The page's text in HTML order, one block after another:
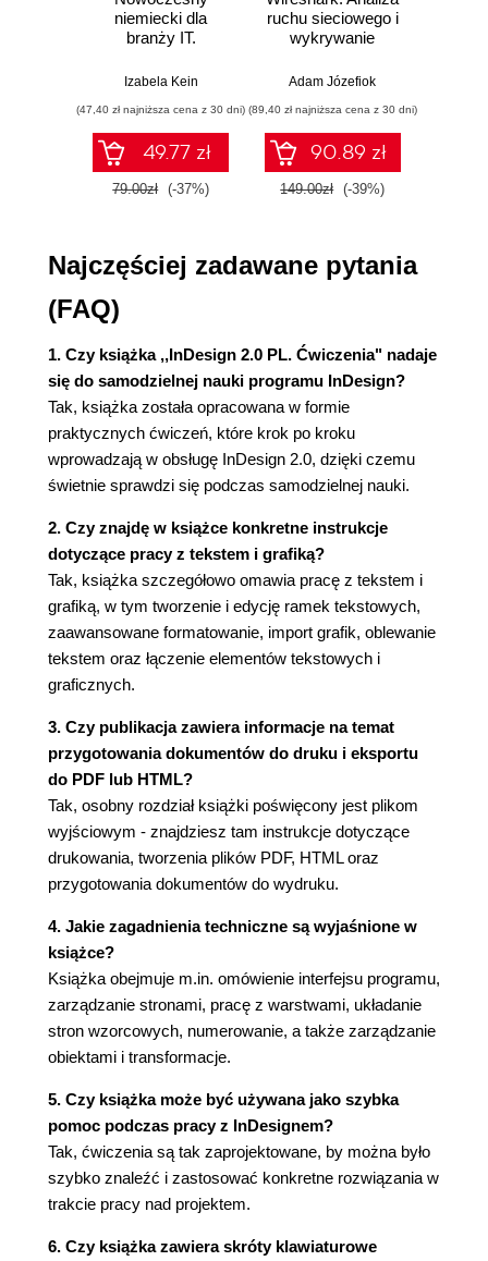
Znaki niedrukowalne (28)
Zaawansowane formatowanie tekstu (28)
Interlinia, tracking i kerning (30)
Formatowanie akapitu (32)
Podstawowe formatowanie akapitu (32)
Zaawansowane formatowanie akapitu (34)
Dodawanie linii do akapitu (35)
Style (38)
Kompozycja tekstu (40)
Praca z tabulatorami (41)
Tabele (43)
Rozdział 3. Praca z grafiką (49)
Ramki i inne elementy graficzne (49)
Tworzenie ramek graficznych (49)
Kolor wypełnienia i obrysu (50)
Zachowanie kolorów w palecie Swatches (52)
Obrys i linie (53)
Krzywe Beziera (54)
Rysowanie krzywych (54)
Kompozycja tekstu i grafiki (56)
Tekst dopasowany do ścieżki (56)
Obiekt umieszczony wewnątrz ramki
tekstowej (57)
Import elementów graficznych (59)
Dokumenty Adobe Photoshop (59)
Importowanie plików PDF (60)
Łącza z grafiką (60)
Oblewanie tekstem - część 2. (61)
Efekty (62)
Przeźroczystość (62)
Wtapianie krawędzi (65)
Rozdział 4. Dokumenty wielostronicowe (67)
Układ dokumentu (67)
Strony wzorcowe (67)
Autonumeracja stron (69)
Podział na sekcje numerowania (71)
Książka (72)
Tworzenie książki (72)
Spis treści (73)
Indeks (74)
Rozdział 5. Pliki wyjściowe (77)
niemiecki dla
branży IT.
przykłady i
Izabela Kein
(47,40 zł najniższa cena z 30 dni)
49.77 zł
79.00zł (-37%)
ruchu sieciowego i
wykrywanie
Adam Józefiok
(89,40 zł najniższa cena z 30 dni)
90.89 zł
149.00zł (-39%)
Najczęściej zadawane pytania
(FAQ)
1. Czy książka ,,InDesign 2.0 PL. Ćwiczenia" nadaje
się do samodzielnej nauki programu InDesign?
Tak, książka została opracowana w formie
praktycznych ćwiczeń, które krok po kroku
wprowadzają w obsługę InDesign 2.0, dzięki czemu
świetnie sprawdzi się podczas samodzielnej nauki.
2. Czy znajdę w książce konkretne instrukcje
dotyczące pracy z tekstem i grafiką?
Tak, książka szczegółowo omawia pracę z tekstem i
grafiką, w tym tworzenie i edycję ramek tekstowych,
zaawansowane formatowanie, import grafik, oblewanie
tekstem oraz łączenie elementów tekstowych i
graficznych.
3. Czy publikacja zawiera informacje na temat
przygotowania dokumentów do druku i eksportu
do PDF lub HTML?
Tak, osobny rozdział książki poświęcony jest plikom
wyjściowym - znajdziesz tam instrukcje dotyczące
drukowania, tworzenia plików PDF, HTML oraz
przygotowania dokumentów do wydruku.
4. Jakie zagadnienia techniczne są wyjaśnione w
książce?
Książka obejmuje m.in. omówienie interfejsu programu,
zarządzanie stronami, pracę z warstwami, układanie
stron wzorcowych, numerowanie, a także zarządzanie
obiektami i transformacje.
5. Czy książka może być używana jako szybka
pomoc podczas pracy z InDesignem?
Tak, ćwiczenia są tak zaprojektowane, by można było
szybko znaleźć i zastosować konkretne rozwiązania w
trakcie pracy nad projektem.
6. Czy książka zawiera skróty klawiaturowe